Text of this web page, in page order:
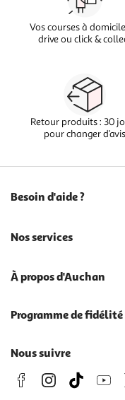
Vos courses à
drive ou click &
Retour produits : 30
pour changer d’avis
Besoin d'aide ?
Nos services
À propos d'Auchan
Programme de
Nous suivre